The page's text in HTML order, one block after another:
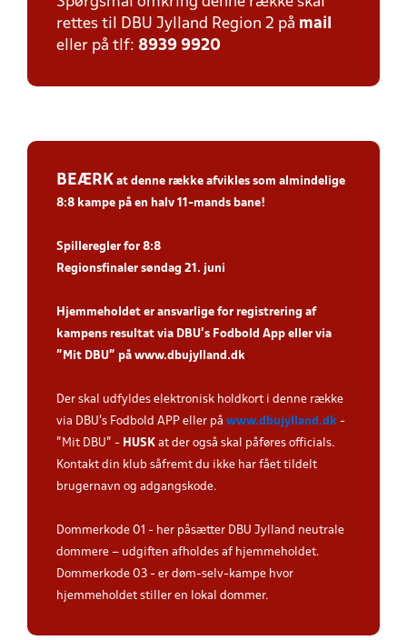
rettes til DBU Jylland Region 2 på mail
eller på tlf: 8939 9920
BEÆRK at denne række afvikles som almindelige
8:8 kampe på en halv 11-mands bane!
Spilleregler for 8:8
Regionsfinaler søndag 21. juni
Hjemmeholdet er ansvarlige for registrering af
kampens resultat via DBU’s Fodbold App eller via
”Mit DBU” på www.dbujylland.dk.
Der skal udfyldes elektronisk holdkort i denne række
via DBU's Fodbold APP eller på www.dbujylland.dk -
"Mit DBU" - HUSK at der også skal påføres officials.
Kontakt din klub såfremt du ikke har fået tildelt
brugernavn og adgangskode.
Dommerkode 01 - her påsætter DBU Jylland neutrale
dommere – udgiften afholdes af hjemmeholdet.
Dommerkode 03 - er døm-selv-kampe hvor
hjemmeholdet stiller en lokal dommer.